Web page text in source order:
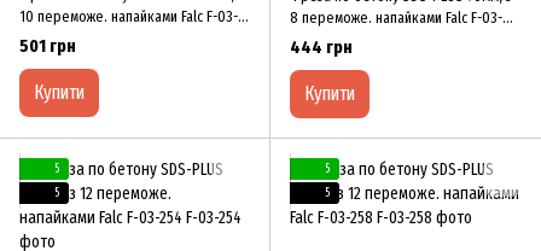
10 переможе. напайками Falc F-03-
246
501 грн
Купити
8 переможе. напайками Falc F-03-
249
444 грн
Купити
5
5
5
5